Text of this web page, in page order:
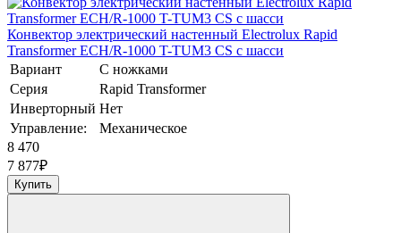
Конвектор электрический настенный Electrolux Rapid
Transformer ECH/R-1000 T-TUM3 CS с шасси
Вариант
С ножками
Серия
Rapid Transformer
Инверторный Нет
Управление:
Механическое
8 470
7 877₽
Купить